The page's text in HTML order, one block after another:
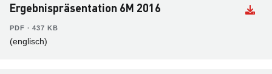
Ergebnispräsentation 6M 2016
PDF ∙ 437 KB
(englisch)